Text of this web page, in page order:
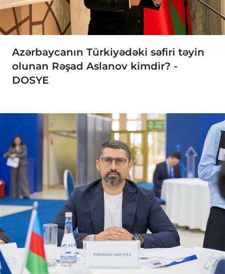
Azərbaycanın Türkiyədəki səfiri təyin
olunan Rəşad Aslanov kimdir? -
DOSYE